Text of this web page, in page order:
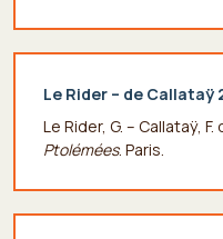
Le Rider – de Callataÿ
Le Rider, G. – Callataÿ,
Ptolémées. Paris.